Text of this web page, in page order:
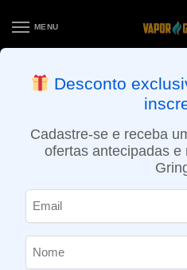
MENU
ENTREGA NO MESMO DIA EM
APROVADOS ATÉ
Desconto
Cadastre-se e receba
ofertas antecipadas e